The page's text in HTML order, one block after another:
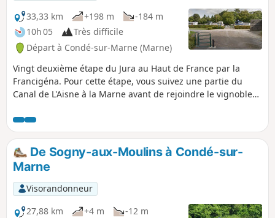
33,33 km
+198 m
-184 m
10h 05
Très difficile
Départ à Condé-sur-Marne (Marne)
Vingt deuxième étape du Jura au Haut de France par la
Francigéna. Pour cette étape, vous suivez une partie du
Canal de L'Aisne à la Marne avant de rejoindre le vignoble
découvrez un imprenable point de vue sur la plaine de
Champagne. En vous laissant envoûter par le mystère qui
entoure des arbres remarquables, vous traversez une forêt
qui rassemble un peuplement unique de hêtres tortillards
avant d'arriver dans le village de Verzy. Encore un petit
effort à travers le vignoble pour retrouver le Canal Latéral
de la Marne et prendre la direction de Reims avant d'arriver
à Saint-Léonard.
De Sogny-aux-Moulins à Condé-sur-
Marne
Visorandonneur
27,88 km
+4 m
-12 m